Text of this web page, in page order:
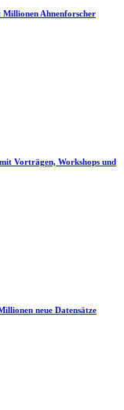
Ahnenforscher
Vorträgen, Workshops und
neue Datensätze